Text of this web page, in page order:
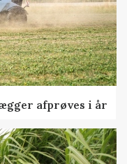
afprøves i år